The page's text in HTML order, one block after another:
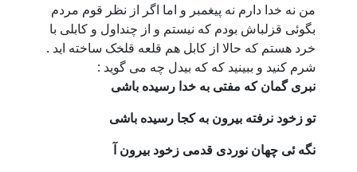
من نه خدا دارم نه پیغمبر و اما اگر از نظر قوم مردم
بگوئی قزلباش بودم که نیستم و از چنداول و کابلی با
خرد هستم که حالا از کابل هم قلعه قلخک ساخته اید .
شرم کنید و ببینید که که بیدل چه می گوید :
نبری گمان که مفتی به خدا رسیده باشی
تو زخود نرفته بیرون به کجا رسیده باشی
نگه ئی چهان نوردی قدمی زخود بیرون آ